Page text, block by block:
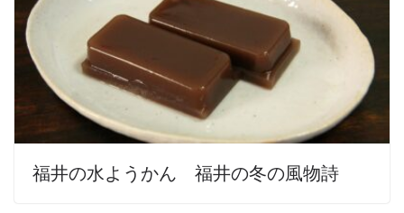
福井の水ようかん 福井の冬の風物詩